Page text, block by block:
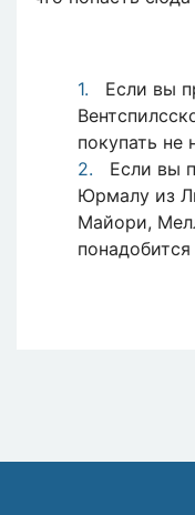
Если вы
покупать не
Если вы
Юрмалу из
Майори,